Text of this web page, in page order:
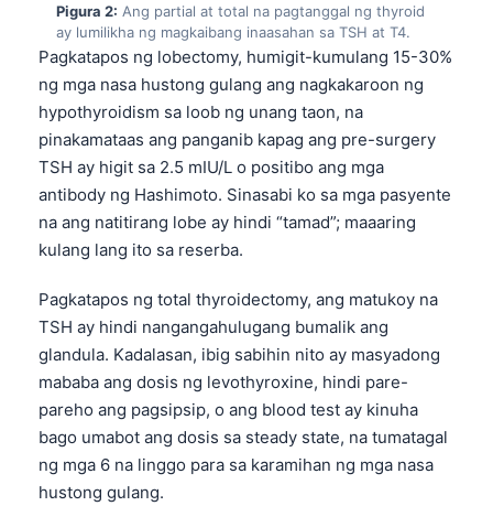
Pigura 2: Ang partial at total na pagtanggal ng thyroid
ay lumilikha ng magkaibang inaasahan sa TSH at T4.
Pagkatapos ng lobectomy, humigit-kumulang 15-30%
ng mga nasa hustong gulang ang nagkakaroon ng
hypothyroidism sa loob ng unang taon, na
pinakamataas ang panganib kapag ang pre-surgery
TSH ay higit sa 2.5 mIU/L o positibo ang mga
antibody ng Hashimoto. Sinasabi ko sa mga pasyente
na ang natitirang lobe ay hindi “tamad”; maaaring
kulang lang ito sa reserba.
Pagkatapos ng total thyroidectomy, ang matukoy na
TSH ay hindi nangangahulugang bumalik ang
glandula. Kadalasan, ibig sabihin nito ay masyadong
mababa ang dosis ng levothyroxine, hindi pare-
pareho ang pagsipsip, o ang blood test ay kinuha
bago umabot ang dosis sa steady state, na tumatagal
ng mga 6 na linggo para sa karamihan ng mga nasa
hustong gulang.